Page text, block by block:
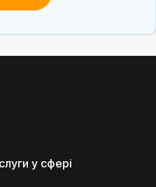
у сфері